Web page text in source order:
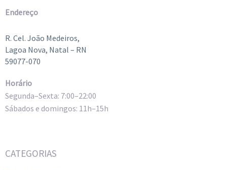
Endereço
R. Cel. João Medeiros,
Lagoa Nova, Natal – RN
59077-070
Horário
Segunda–Sexta: 7:00–22:00
Sábados e domingos: 11h–15h
CATEGORIAS